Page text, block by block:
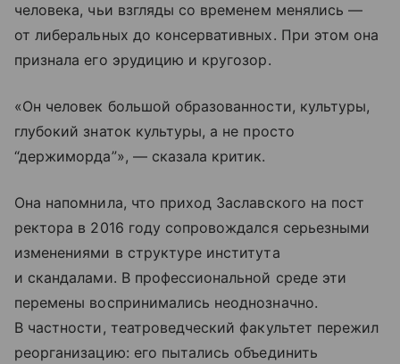
человека, чьи взгляды со временем менялись —
от либеральных до консервативных. При этом она
признала его эрудицию и кругозор.
«Он человек большой образованности, культуры,
глубокий знаток культуры, а не просто
“держиморда”», — сказала критик.
Она напомнила, что приход Заславского на пост
ректора в 2016 году сопровождался серьезными
изменениями в структуре института
и скандалами. В профессиональной среде эти
перемены воспринимались неоднозначно.
В частности, театроведческий факультет пережил
реорганизацию: его пытались объединить